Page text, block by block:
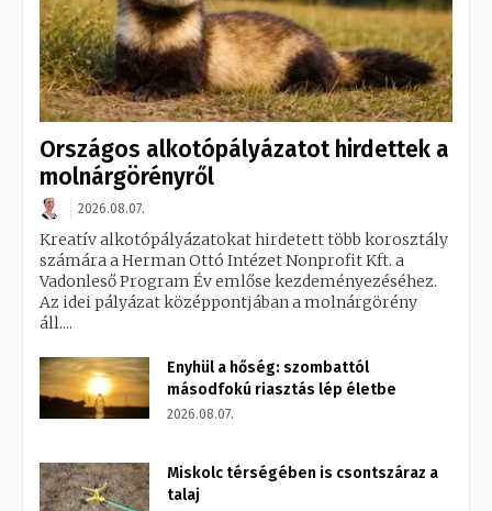
Országos alkotópályázatot hirdettek a
molnárgörényről
2026.08.07.
Kreatív alkotópályázatokat hirdetett több korosztály
számára a Herman Ottó Intézet Nonprofit Kft. a
Vadonleső Program Év emlőse kezdeményezéséhez.
Az idei pályázat középpontjában a molnárgörény
áll....
Enyhül a hőség: szombattól
másodfokú riasztás lép életbe
2026.08.07.
Miskolc térségében is csontszáraz a
talaj